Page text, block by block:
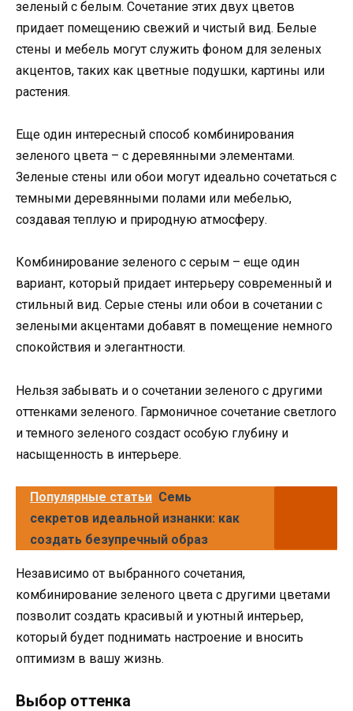
зеленый с белым. Сочетание этих двух цветов
придает помещению свежий и чистый вид. Белые
стены и мебель могут служить фоном для зеленых
акцентов, таких как цветные подушки, картины или
растения.
Еще один интересный способ комбинирования
зеленого цвета – с деревянными элементами.
Зеленые стены или обои могут идеально сочетаться с
темными деревянными полами или мебелью,
создавая теплую и природную атмосферу.
Комбинирование зеленого с серым – еще один
вариант, который придает интерьеру современный и
стильный вид. Серые стены или обои в сочетании с
зелеными акцентами добавят в помещение немного
спокойствия и элегантности.
Нельзя забывать и о сочетании зеленого с другими
оттенками зеленого. Гармоничное сочетание светлого
и темного зеленого создаст особую глубину и
насыщенность в интерьере.
Популярные статьи Семь
секретов идеальной изнанки: как
создать безупречный образ
Независимо от выбранного сочетания,
комбинирование зеленого цвета с другими цветами
позволит создать красивый и уютный интерьер,
который будет поднимать настроение и вносить
оптимизм в вашу жизнь.
Выбор оттенка